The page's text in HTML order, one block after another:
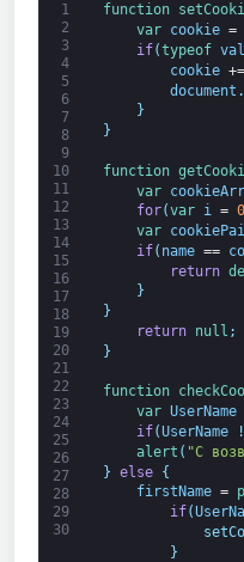
1
2
3
4
5
6
7
8
9
10
11
12
13
14
15
16
17
18
19
20
21
22
23
24
25
26
27
28
29
30
function
var
cookie =
if(typeof
cookie +=
document .
}
}
function
var
cookieArr
for(var i = 0
var
if( name ==
return
}
}
return
null ;
}
function
var UserName
if(UserName !
alert ( "С
} else
{
firstName =
if(
}